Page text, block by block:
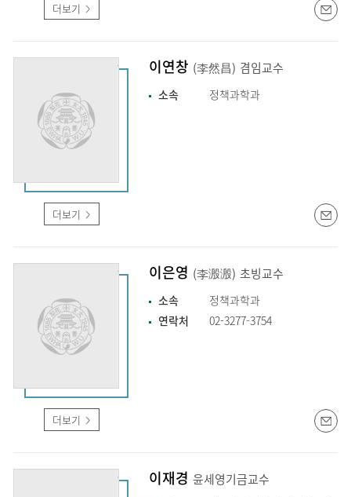
더보기
더보기
이연창 (李然昌) 겸임교수
소속 정책과학과
더보기
이은영 (李溵溵) 초빙교수
소속
정책과학과
연락처
02-3277-3754
이재경 윤세영기금교수